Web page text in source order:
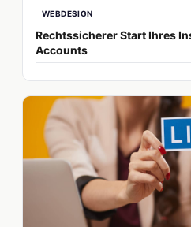
WEBDESIGN
Rechtssicherer Start Ihres
Accounts